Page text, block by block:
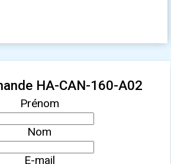
HA-CAN-160-A02
Prénom
Nom
E-mail